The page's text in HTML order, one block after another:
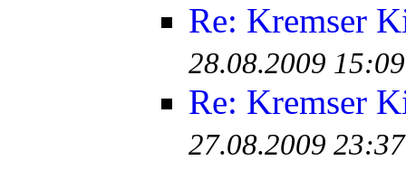
Re: Kremser
28.08.2009 15:09
Re: Kremser
27.08.2009 23:37